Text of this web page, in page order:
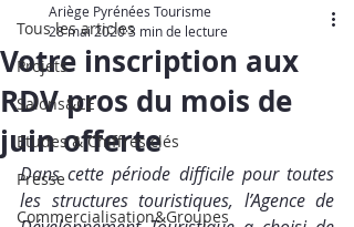
Tous les articles
Projets
Salons&CE
Etudes & Chiffres clés
Presse
Commercialisation&Groupes
Votre inscription aux
RDV pros du mois de
juin offerte
Ariège Pyrénées Tourisme
28 mai 20203 min de lecture
Dans cette période difficile pour toutes
les structures touristiques, l’Agence de